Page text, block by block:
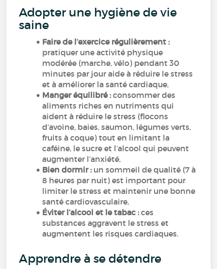
Adopter une hygiène de vie
saine
Faire de l’exercice régulièrement :
pratiquer une activité physique
modérée (marche, vélo) pendant 30
minutes par jour aide à réduire le stress
et à améliorer la santé cardiaque,
Manger équilibré :consommer des
aliments riches en nutriments qui
aident à réduire le stress (flocons
d’avoine, baies, saumon, légumes verts,
fruits à coque) tout en limitant la
caféine, le sucre et l’alcool qui peuvent
augmenter l’anxiété,
Bien dormir :un sommeil de qualité (7 à
8 heures par nuit) est important pour
limiter le stress et maintenir une bonne
santé cardiovasculaire,
Éviter l’alcool et le tabac :ces
substances aggravent le stress et
augmentent les risques cardiaques.
Apprendre à se détendre